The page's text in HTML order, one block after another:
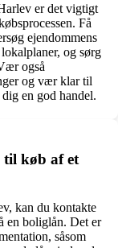
er det vigtigt
Få
ejendommens
og sørg
også
og vær klar til
en god handel.
køb af et
kan du kontakte
en boliglån. Det er
såsom